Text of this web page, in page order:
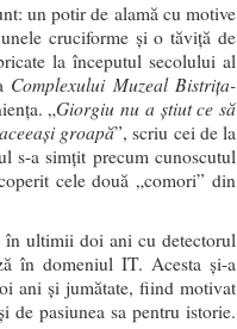
un potir de alamă cu motive
cruciforme şi o tăviţă de
la începutul secolului al
Complexului Muzeal Bistriţa-
„Giorgiu nu a ştiut ce să
groapă”, scriu cei de la
s-a simţit precum cunoscutul
cele două „comori” din
în ultimii doi ani cu detectorul
în domeniul IT. Acesta şi-a
ani şi jumătate, fiind motivat
de pasiunea sa pentru istorie.